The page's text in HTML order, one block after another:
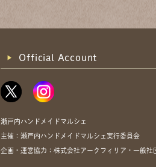
Official Account
瀬戸内ハンドメイドマルシェ
主催：瀬戸内ハンドメイドマルシェ実行委員会
企画・運営協力：株式会社アークフィリア・一般